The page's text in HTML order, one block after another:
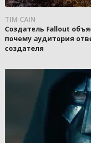
TIM CAIN
Создатель Fallout
почему аудитория
создателя